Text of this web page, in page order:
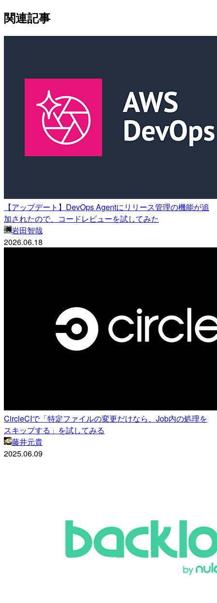
関連記事
【アップデート】DevOps Agentにリリース管理の機能が追
加されたので、コードレビューを試してみた
岩田智哉
2026.06.18
CircleCIで「特定ファイルの変更だけなら、Job内の処理を
スキップする」を試してみる
藤井元貴
2025.06.09